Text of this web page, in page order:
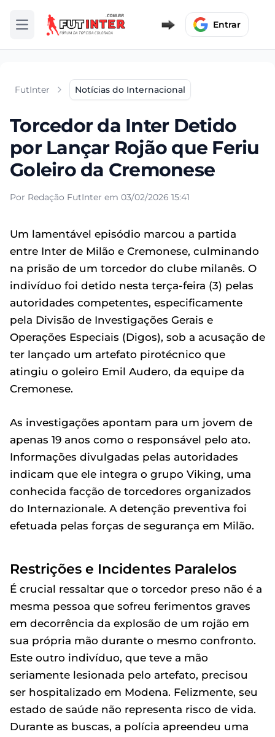
Abrir menu Entrar
FutInter Notícias do Internacional
Torcedor da Inter Detido
por Lançar Rojão que Feriu
Goleiro da Cremonese
Por Redação FutInter em 03/02/2026 15:41
Um lamentável episódio marcou a partida
entre Inter de Milão e Cremonese, culminando
na prisão de um torcedor do clube milanês. O
indivíduo foi detido nesta terça-feira (3) pelas
autoridades competentes, especificamente
pela Divisão de Investigações Gerais e
Operações Especiais (Digos), sob a acusação de
ter lançado um artefato pirotécnico que
atingiu o goleiro Emil Audero, da equipe da
Cremonese.
As investigações apontam para um jovem de
apenas 19 anos como o responsável pelo ato.
Informações divulgadas pelas autoridades
indicam que ele integra o grupo Viking, uma
conhecida facção de torcedores organizados
do Internazionale. A detenção preventiva foi
efetuada pelas forças de segurança em Milão.
Restrições e Incidentes Paralelos
É crucial ressaltar que o torcedor preso não é a
mesma pessoa que sofreu ferimentos graves
em decorrência da explosão de um rojão em
sua própria mão durante o mesmo confronto.
Este outro indivíduo, que teve a mão
seriamente lesionada pelo artefato, precisou
ser hospitalizado em Modena. Felizmente, seu
estado de saúde não representa risco de vida.
Durante as buscas, a polícia apreendeu uma